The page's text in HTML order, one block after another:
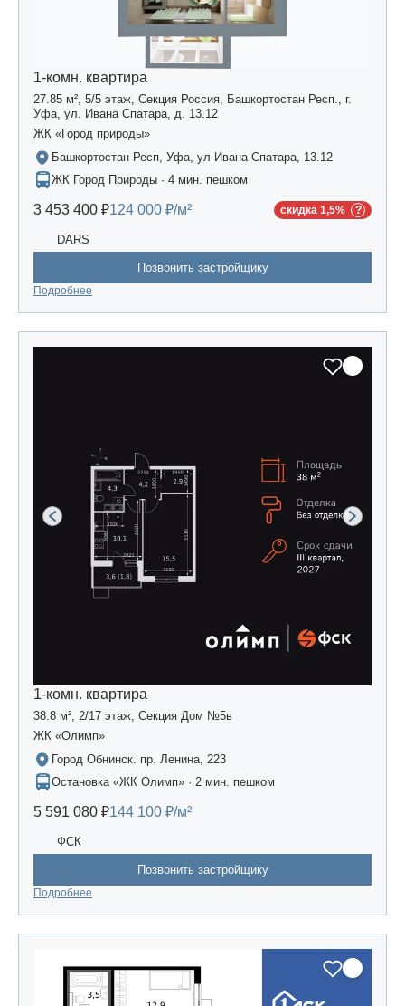
1-комн. квартира
27.85 м², 5/5 этаж, Секция Россия, Башкортостан Респ., г.
Уфа, ул. Ивана Спатара, д. 13.12
ЖК «Город природы»
Башкортостан Респ, Уфа, ул Ивана Спатара, 13.12
ЖК Город Природы · 4 мин. пешком
3 453 400 ₽124 000 ₽/м² скидка 1,5%
DARS
Позвонить застройщику
Подробнее
1-комн. квартира
38.8 м², 2/17 этаж, Секция Дом №5в
ЖК «Олимп»
Город Обнинск. пр. Ленина, 223
Остановка «ЖК Олимп» · 2 мин. пешком
5 591 080 ₽144 100 ₽/м²
ФСК
Позвонить застройщику
Подробнее